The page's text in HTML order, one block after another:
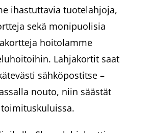
ihastuttavia tuotelahjoja,
sekä monipuolisia
hoitolamme
Lahjakortit saat
sähköpostitse –
nouto, niin säästät
toimituskuluissa.